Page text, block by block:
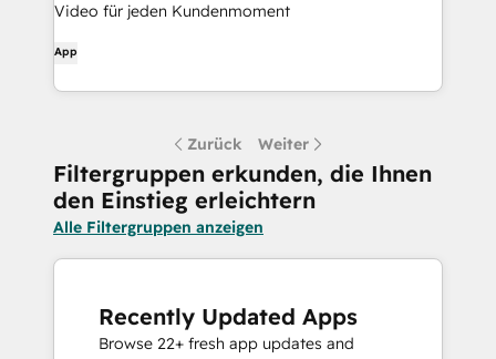
Video für jeden Kundenmoment
App
Zurück Weiter
Filtergruppen erkunden, die Ihnen
den Einstieg erleichtern
Alle Filtergruppen anzeigen
Recently Updated Apps
Browse 22+ fresh app updates and